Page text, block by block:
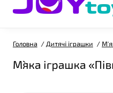
Головна Дитячі іграшки
М`яка іграшка